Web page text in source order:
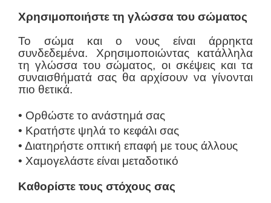
Χρησιμοποιήστε τη γλώσσα του σώματος
Το σώμα και ο νους είναι άρρηκτα
συνδεδεμένα. Χρησιμοποιώντας κατάλληλα
τη γλώσσα του σώματος, οι σκέψεις και τα
συναισθήματά σας θα αρχίσουν να γίνονται
πιο θετικά.
• Ορθώστε το ανάστημά σας
• Κρατήστε ψηλά το κεφάλι σας
• Διατηρήστε οπτική επαφή με τους άλλους
• Χαμογελάστε είναι μεταδοτικό
Καθορίστε τους στόχους σας